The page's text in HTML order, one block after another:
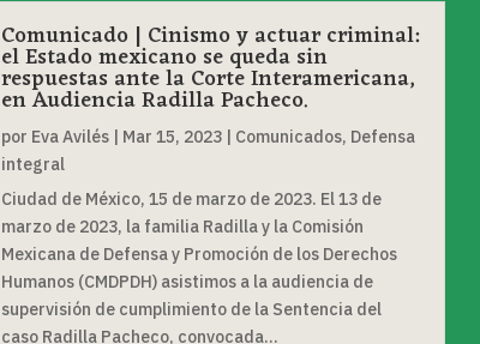
Comunicado | Cinismo y actuar criminal:
el Estado mexicano se queda sin
respuestas ante la Corte Interamericana,
en Audiencia Radilla Pacheco.
por Eva Avilés| Mar 15, 2023| Comunicados, Defensa
integral
Ciudad de México, 15 de marzo de 2023. El 13 de
marzo de 2023, la familia Radilla y la Comisión
Mexicana de Defensa y Promoción de los Derechos
Humanos (CMDPDH) asistimos a la audiencia de
supervisión de cumplimiento de la Sentencia del
caso Radilla Pacheco, convocada...